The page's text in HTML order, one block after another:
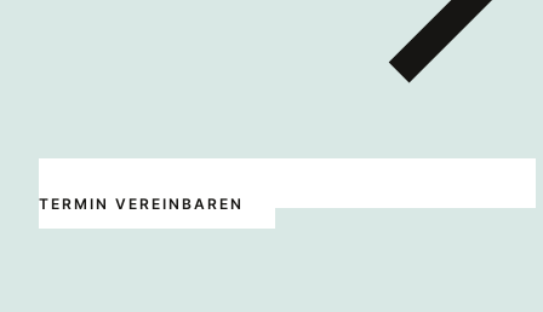
TERMIN VEREINBAREN